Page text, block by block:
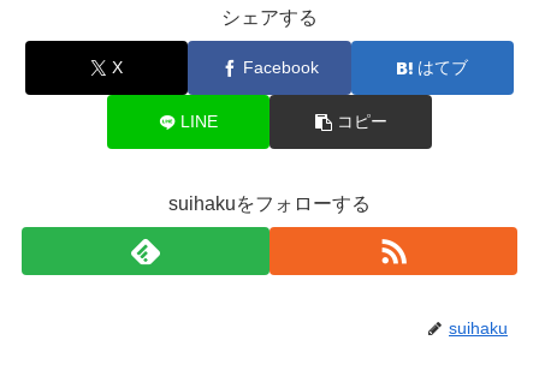
シェアする
X Facebook はてブ
LINE コピー
suihakuをフォローする
suihaku